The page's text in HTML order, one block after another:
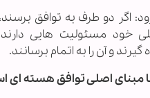
اگر دو طرف به توافق
خود مسئولیت هایی
و آن را به اتمام برسانند.
مبنای اصلی توافق هسته ای